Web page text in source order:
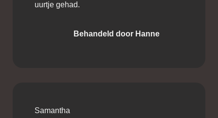
uurtje gehad.
Behandeld door Hanne
Samantha